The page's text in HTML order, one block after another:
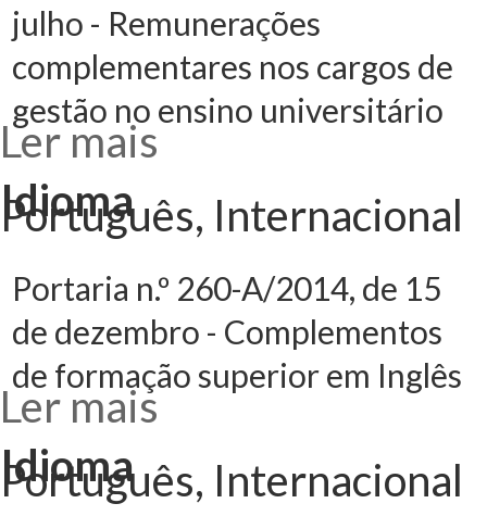
julho - Remunerações
complementares nos cargos de
gestão no ensino universitário
Ler mais
julho -
Remunerações
complementares
nos cargos de
gestão no ensino
universitário
Idioma
Português, Internacional
Portaria n.º 260-A/2014, de 15
de dezembro - Complementos
de formação superior em Inglês
Ler mais acerca de
dezembro -
Complementos
de formação
superior em
Idioma
Português, Internacional